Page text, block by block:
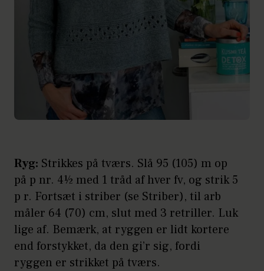
Ryg: Strikkes på tværs. Slå 95 (105) m op
på p nr. 4½ med 1 tråd af hver fv, og strik 5
p r. Fortsæt i striber (se Striber), til arb
måler 64 (70) cm, slut med 3 retriller. Luk
lige af. Bemærk, at ryggen er lidt kortere
end forstykket, da den gi’r sig, fordi
ryggen er strikket på tværs.